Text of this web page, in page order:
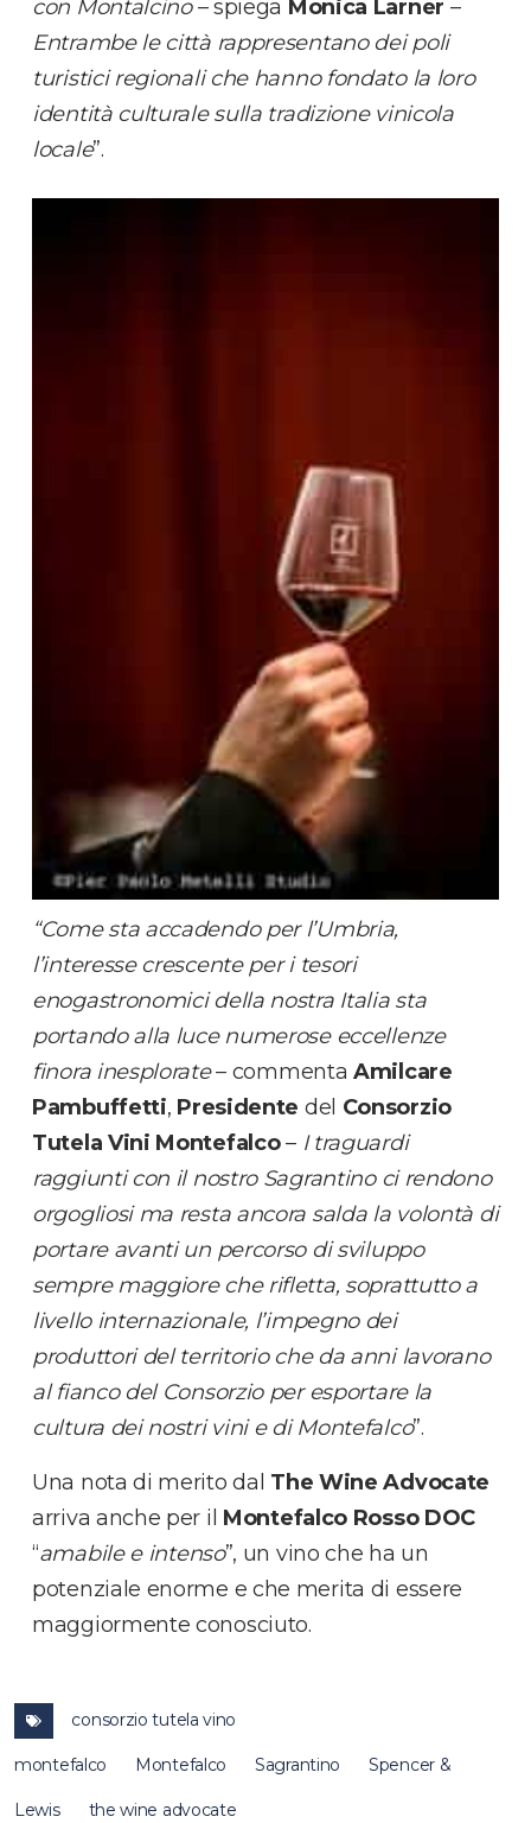
con Montalcino– spiega Monica Larner –
Entrambe le città rappresentano dei poli
turistici regionali che hanno fondato la loro
identità culturale sulla tradizione vinicola
locale”.
“Come sta accadendo per l’Umbria,
l’interesse crescente per i tesori
enogastronomici della nostra Italia sta
portando alla luce numerose eccellenze
finora inesplorate– commentaAmilcare
Pambuffetti, Presidente del Consorzio
Tutela Vini Montefalco–I traguardi
raggiunti con il nostro Sagrantino ci rendono
orgogliosi ma resta ancora salda la volontà di
portare avanti un percorso di sviluppo
sempre maggiore che rifletta, soprattutto a
livello internazionale, l’impegno dei
produttori del territorio che da anni lavorano
al fianco del Consorzio per esportare la
cultura dei nostri vini e di Montefalco”.
Una nota di merito dal The Wine Advocate
arriva anche per il Montefalco Rosso DOC
“amabile e intenso”, un vino che ha un
potenziale enorme e che merita di essere
maggiormente conosciuto.
consorzio tutela vino
montefalco Montefalco Sagrantino Spencer &
Lewis the wine advocate